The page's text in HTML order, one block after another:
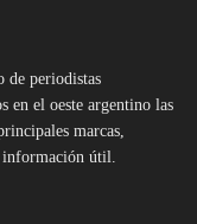
de periodistas
en el oeste argentino las
marcas,
información útil.